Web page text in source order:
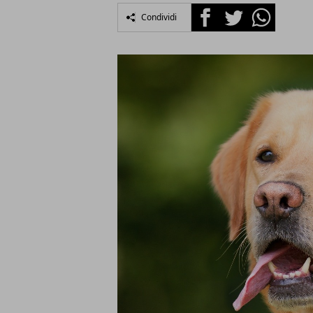
Condividi FacebookTwitterWhatsapp